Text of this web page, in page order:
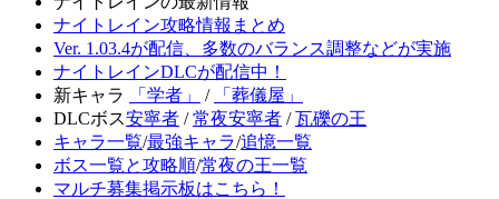
ナイトレイン攻略情報まとめ
Ver. 1.03.4が配信、多数のバランス調整などが実施
ナイトレインDLCが配信中！
新キャラ
「学者」 /
「葬儀屋」
DLCボス安寧者 /常夜安寧者 /瓦礫の王
キャラ一覧/最強キャラ/追憶一覧
ボス一覧と攻略順/常夜の王一覧
マルチ募集掲示板はこちら！